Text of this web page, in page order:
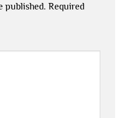
published. Required